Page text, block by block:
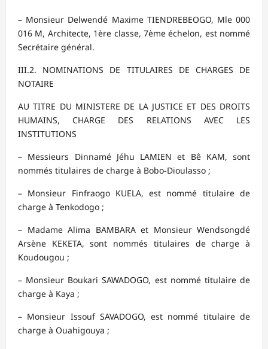
– Monsieur Delwendé Maxime TIENDREBEOGO, Mle 000
016 M, Architecte, 1ère classe, 7ème échelon, est nommé
Secrétaire général.
III.2. NOMINATIONS DE TITULAIRES DE CHARGES DE
NOTAIRE
AU TITRE DU MINISTERE DE LA JUSTICE ET DES DROITS
HUMAINS, CHARGE DES RELATIONS AVEC LES
INSTITUTIONS
– Messieurs Dinnamé Jéhu LAMIEN et Bê KAM, sont
nommés titulaires de charge à Bobo-Dioulasso ;
– Monsieur Finfraogo KUELA, est nommé titulaire de
charge à Tenkodogo ;
– Madame Alima BAMBARA et Monsieur Wendsongdé
Arsène KEKETA, sont nommés titulaires de charge à
Koudougou ;
– Monsieur Boukari SAWADOGO, est nommé titulaire de
charge à Kaya ;
– Monsieur Issouf SAVADOGO, est nommé titulaire de
charge à Ouahigouya ;